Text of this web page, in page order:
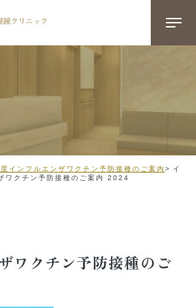
インフルエンザワクチン予防接種のご案内
イ
ワクチン予防接種のご案内 2024
ワクチン予防接種のご